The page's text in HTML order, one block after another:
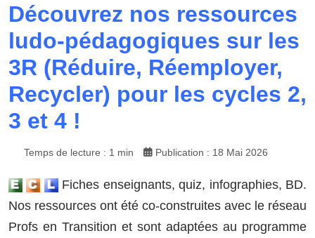
Découvrez nos ressources
ludo-pédagogiques sur les
3R (Réduire, Réemployer,
Recycler) pour les cycles 2,
3 et 4 !
Temps de lecture : 1 min Publication : 18 Mai 2026
Fiches enseignants, quiz, infographies, BD.
Nos ressources ont été co-construites avec le réseau
Profs en Transition et sont adaptées au programme